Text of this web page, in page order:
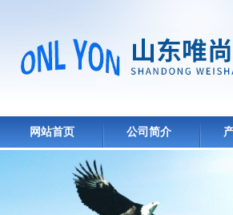
网站首页 公司简介